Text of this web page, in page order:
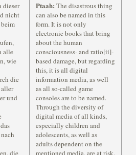
dieser
nicht
alle
wie
die
und
die
Ptaah: The disastrous thing
can also be named in this
form. It is not only
electronic books that bring
about the human
consciousness- and ratio[ii]-
based damage, but regarding
this, it is all digital
information media, as well
as all so-called game
consoles are to be named.
Through the diversity of
digital media of all kinds,
especially children and
adolescents, as well as
adults dependent on the
mentioned media, are at risk.